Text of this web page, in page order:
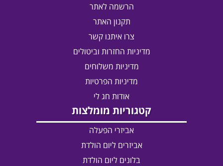
הרשמה לאתר
תקנון האתר
צרו איתנו קשר
מדיניות החזרות וביטולים
מדיניות משלוחים
מדיניות הפרטיות
אודות חג לי
קטגוריות מומלצות
אביזרי הפעלה
אביזרים ליום הולדת
בלונים ליום הולדת